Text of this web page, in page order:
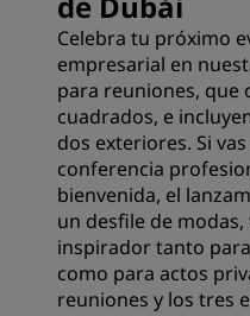
Celebra tu próximo
empresarial en
para reuniones, que
cuadrados, e
dos exteriores. Si
conferencia
bienvenida, el
un desfile de
inspirador tanto
como para actos
reuniones y los tres